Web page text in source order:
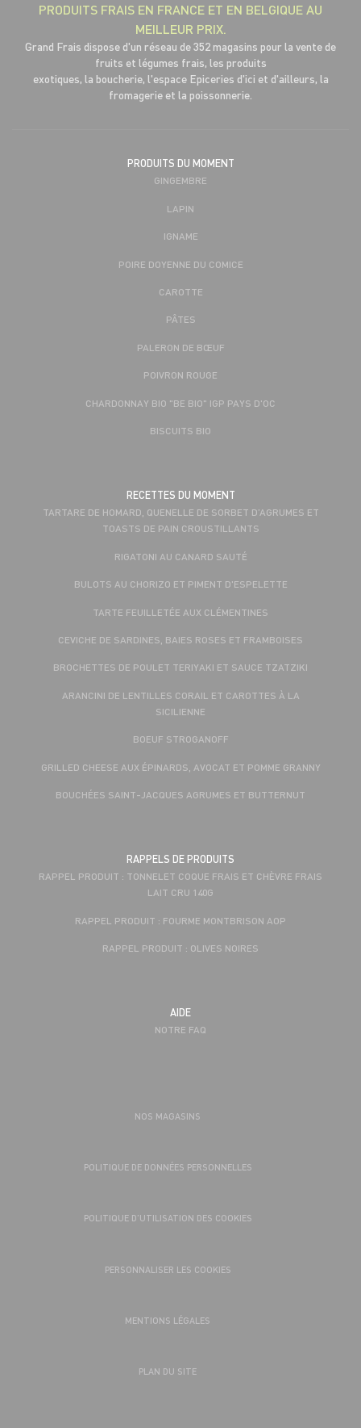
PRODUITS FRAIS EN FRANCE ET EN BELGIQUE AU
MEILLEUR PRIX.
Grand Frais dispose d'un réseau de 352 magasins pour la vente de
fruits et légumes frais, les produits
exotiques, la boucherie, l'espace Epiceries d'ici et d'ailleurs, la
fromagerie et la poissonnerie.
PRODUITS DU MOMENT
GINGEMBRE
LAPIN
IGNAME
POIRE DOYENNE DU COMICE
CAROTTE
PÂTES
PALERON DE BŒUF
POIVRON ROUGE
CHARDONNAY BIO "BE BIO" IGP PAYS D'OC
BISCUITS BIO
RECETTES DU MOMENT
TARTARE DE HOMARD, QUENELLE DE SORBET D’AGRUMES ET
TOASTS DE PAIN CROUSTILLANTS
RIGATONI AU CANARD SAUTÉ
BULOTS AU CHORIZO ET PIMENT D'ESPELETTE
TARTE FEUILLETÉE AUX CLÉMENTINES
CEVICHE DE SARDINES, BAIES ROSES ET FRAMBOISES
BROCHETTES DE POULET TERIYAKI ET SAUCE TZATZIKI
ARANCINI DE LENTILLES CORAIL ET CAROTTES À LA
SICILIENNE
BOEUF STROGANOFF
GRILLED CHEESE AUX ÉPINARDS, AVOCAT ET POMME GRANNY
BOUCHÉES SAINT-JACQUES AGRUMES ET BUTTERNUT
RAPPELS DE PRODUITS
RAPPEL PRODUIT : TONNELET COQUE FRAIS ET CHÈVRE FRAIS
LAIT CRU 140G
RAPPEL PRODUIT : FOURME MONTBRISON AOP
RAPPEL PRODUIT : OLIVES NOIRES
AIDE
NOTRE FAQ
NOS MAGASINS
POLITIQUE DE DONNÉES PERSONNELLES
POLITIQUE D’UTILISATION DES COOKIES
PERSONNALISER LES COOKIES
MENTIONS LÉGALES
PLAN DU SITE